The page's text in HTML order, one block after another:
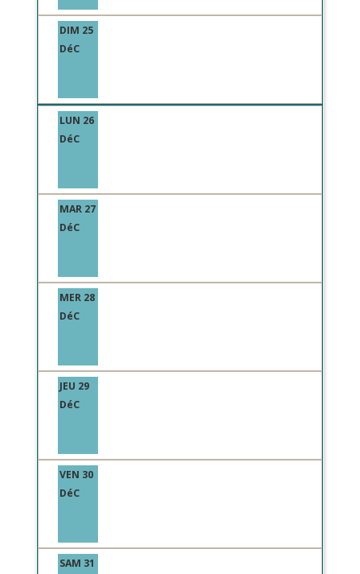
DIM 25
DéC
LUN 26
DéC
MAR 27
DéC
MER 28
DéC
JEU 29
DéC
VEN 30
DéC
SAM 31